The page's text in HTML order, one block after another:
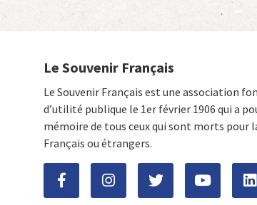
Le Souvenir Français
Le Souvenir Français est une association
d’utilité publique le 1er février 1906 qui a
mémoire de tous ceux qui sont morts pour
Français ou étrangers.